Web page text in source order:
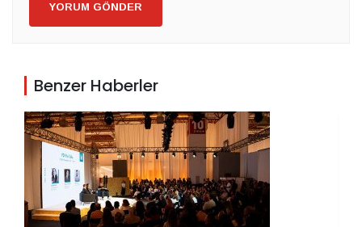
YORUM GÖNDER
Benzer Haberler